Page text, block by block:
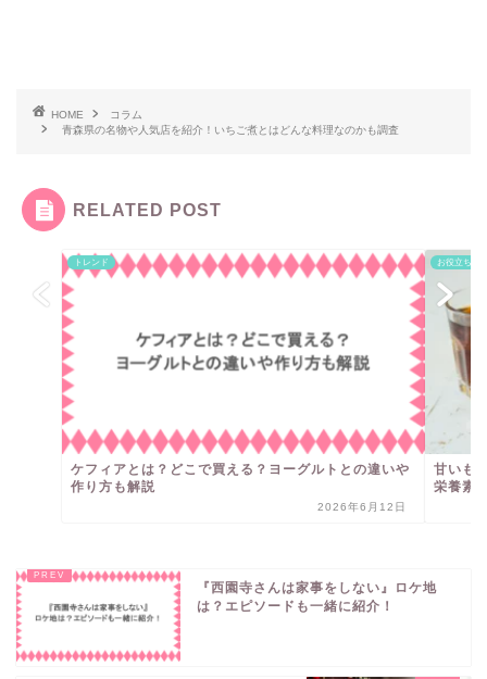
HOME
コラム
青森県の名物や人気店を紹介！いちご煮とはどんな料理なのかも調査
RELATED POST
トレンド
ケフィアとは？どこで買える？ヨーグルトとの違いや
作り方も解説
2026年6月12日
お役立ち情
甘いも
栄養素
『西園寺さんは家事をしない』ロケ地
は？エピソードも一緒に紹介！